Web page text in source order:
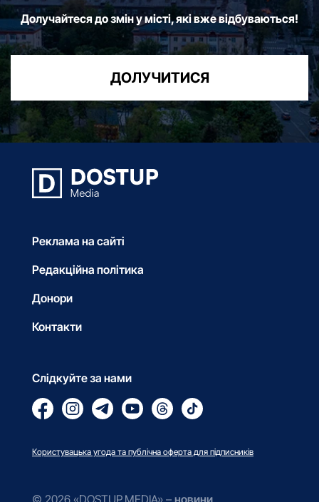
Долучайтеся до змін у місті, які вже відбуваються!
ДОЛУЧИТИСЯ
Реклама на сайті
Редакційна політика
Донори
Контакти
Слідкуйте за нами
Користувацька угода та публічна оферта для підписників